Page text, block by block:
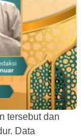
tersebut dan
Data